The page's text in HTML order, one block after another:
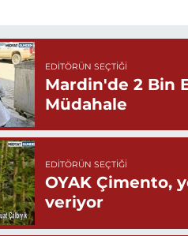
EDITÖRÜN SEÇTIĞI
Mardin'de 2 Bin
Müdahale
EDITÖRÜN SEÇTIĞI
OYAK Çimento,
veriyor